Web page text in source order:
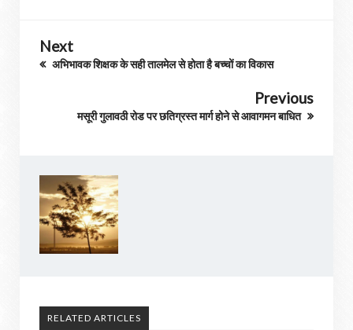
Next
अभिभावक शिक्षक के सही तालमेल से होता है बच्चों का विकास
Previous
मसूरी गुलावठी रोड पर छतिग्रस्त मार्ग होने से आवागमन बाधित
RELATED ARTICLES